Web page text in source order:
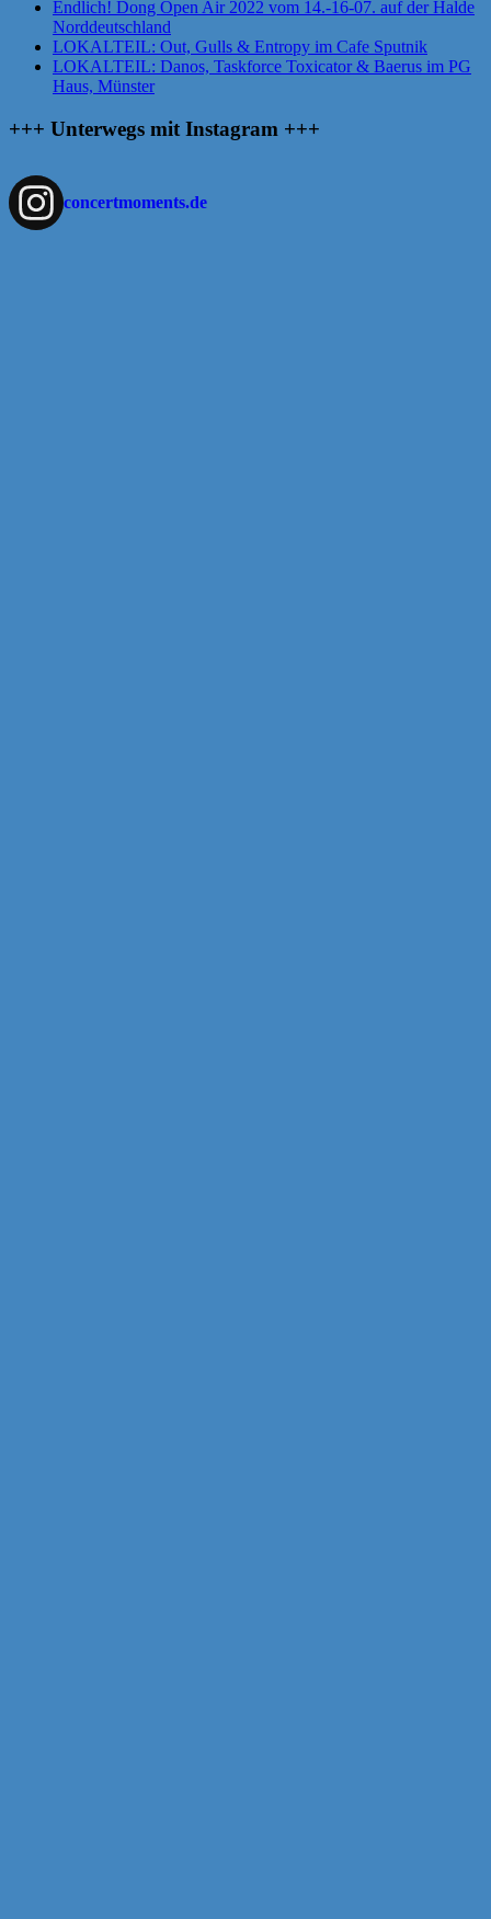
Endlich! Dong Open Air 2022 vom 14.-16-07. auf der Halde
Norddeutschland
LOKALTEIL: Out, Gulls & Entropy im Cafe Sputnik
LOKALTEIL: Danos, Taskforce Toxicator & Baerus im PG
Haus, Münster
+++ Unterwegs mit Instagram +++
concertmoments.de